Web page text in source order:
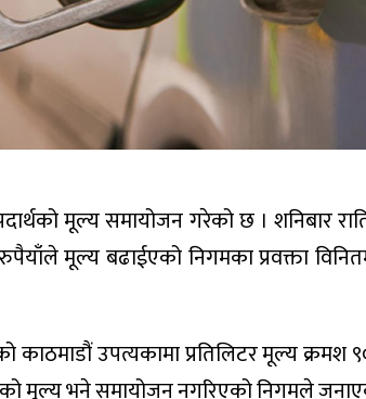
मूल्य समायोजन गरेको छ । शनिबार
मूल्य बढाईएको निगमका प्रवक्ता
काठमाडौं उपत्यकामा प्रतिलिटर मूल्य
मूल्य भने समायोजन नगरिएको निगमले